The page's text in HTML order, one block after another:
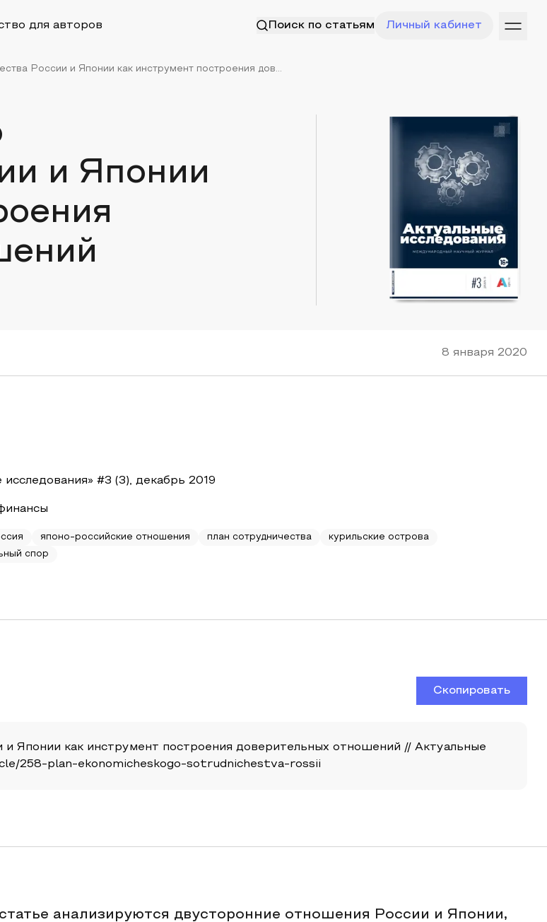
для авторов Поиск по статьям Личный кабинет
России и Японии как инструмент построения дов...
и Японии
8 января 2020
исследования» #3 (3), декабрь 2019
японо-российские отношения план сотрудничества
курильские острова
спор
Скопировать
и Японии как инструмент построения доверительных отношений // Актуальные
258-plan-ekonomicheskogo-sotrudnichestva-rossii
анализируются двусторонние отношения России и Японии,